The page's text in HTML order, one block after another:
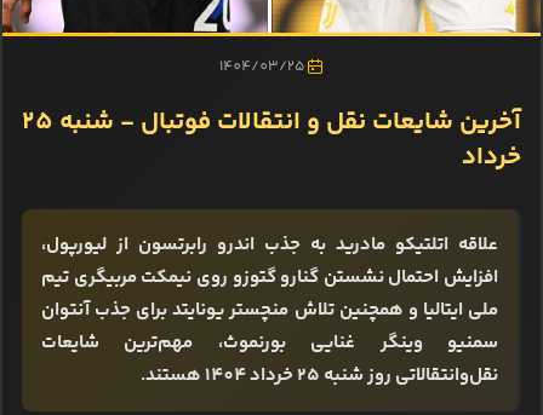
1404/03/25
آخرین شایعات نقل و انتقالات فوتبال - شنبه 25
خرداد
علاقه اتلتیکو مادرید به جذب اندرو رابرتسون از لیورپول،
افزایش احتمال نشستن گنارو گتوزو روی نیمکت مربیگری تیم
ملی ایتالیا و همچنین تلاش منچستر یونایتد برای جذب آنتوان
سمنیو وینگر غنایی بورنموث، مهم‌ترین شایعات
نقل‌وانتقالاتی روز شنبه 25 خرداد 1404 هستند.